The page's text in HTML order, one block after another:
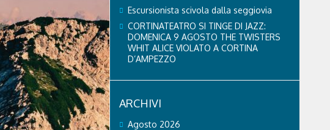
Escursionista scivola dalla seggiovia
CORTINATEATRO SI TINGE DI JAZZ:
DOMENICA 9 AGOSTO THE TWISTERS
WHIT ALICE VIOLATO A CORTINA
D’AMPEZZO
ARCHIVI
Agosto 2026